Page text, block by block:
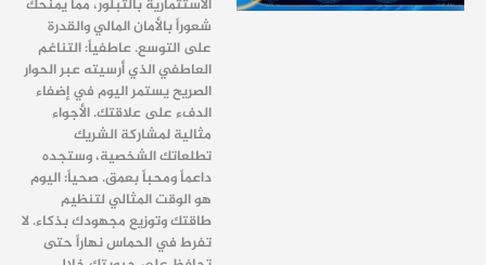
الاستثمارية بالتبلور، مما يمنحك
شعوراً بالأمان المالي والقدرة
على التوسع. عاطفياً: التناغم
العاطفي الذي أرسيته عبر الحوار
الصريح يستمر اليوم في إضفاء
الدفء على علاقتك. الأجواء
مثالية لمشاركة الشريك
تطلعاتك الشخصية، وستجده
داعماً ومحباً بعمق. صحياً: اليوم
هو الوقت المثالي لتنظيم
طاقتك وتوزيع مجهودك بذكاء. لا
تفرط في الحماس نهاراً حتى